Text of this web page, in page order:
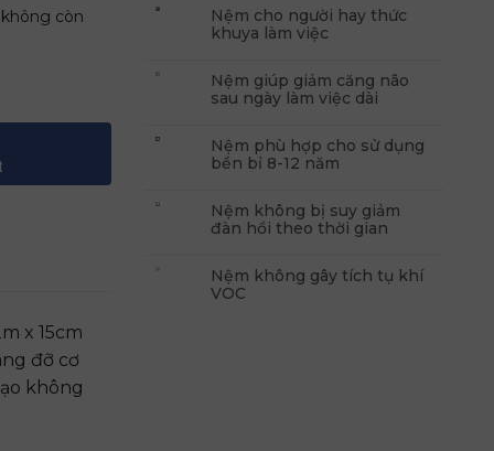
Nệm cho người hay thức
khuya làm việc
Nệm giúp giảm căng não
sau ngày làm việc dài
Nệm phù hợp cho sử dụng
bền bỉ 8-12 năm
Nệm không bị suy giảm
đàn hồi theo thời gian
Nệm không gây tích tụ khí
VOC
còn
x 15cm
đỡ cơ
không